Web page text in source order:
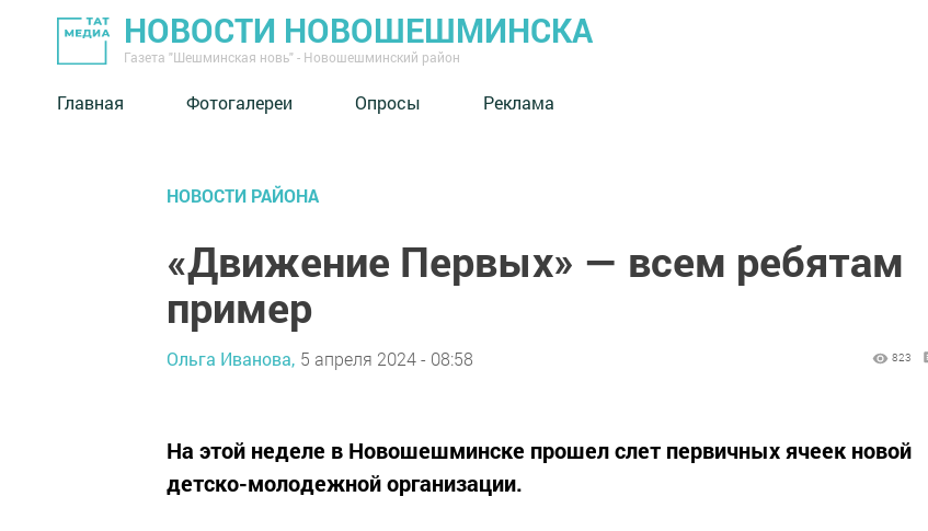
НОВОСТИ НОВОШЕШМИНСКА
Газета "Шешминская новь" - Новошешминский район
Главная Фотогалереи Опросы Реклама
НОВОСТИ РАЙОНА
«Движение Первых» — всем ребятам
пример
Ольга Иванова, 5 апреля 2024 - 08:58 823
На этой неделе в Новошешминске прошел слет первичных ячеек новой
детско-молодежной организации.